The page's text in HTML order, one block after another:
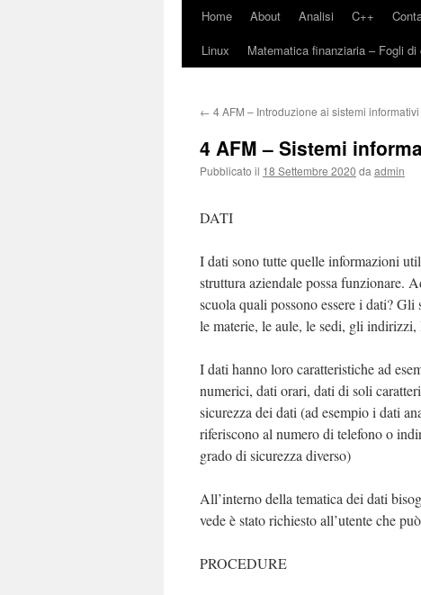
Home About Analisi C++
Linux
Matematica finanziaria – Fogli di
← 4 AFM – Introduzione ai sistemi
4 AFM – Sistemi
Pubblicato il 18 Settembre 2020 da admin
DATI
I dati sono tutte quelle informazioni
struttura aziendale possa funzionare.
scuola quali possono essere i dati? Gli
le materie, le aule, le sedi, gli indirizzi,
I dati hanno loro caratteristiche ad
numerici, dati orari, dati di soli
sicurezza dei dati (ad esempio i dati
riferiscono al numero di telefono o
grado di sicurezza diverso)
All’interno della tematica dei dati
vede è stato richiesto all’utente che
PROCEDURE